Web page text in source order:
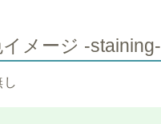
イメージ -staining-